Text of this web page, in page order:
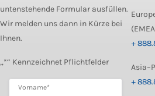
untenstehende Formular ausfüllen.
Wir melden uns dann in Kürze bei
Ihnen.
„*“ Kennzeichnet Pflichtfelder
Vorname*
+
+